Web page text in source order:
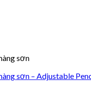
sơn
sơn – Adjustable